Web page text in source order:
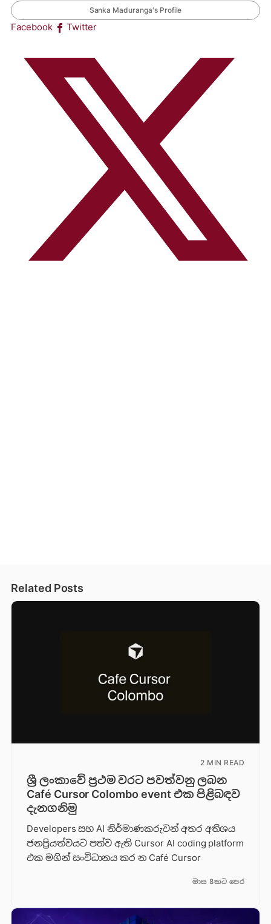
Sanka Maduranga's Profile
Facebook Twitter
Related Posts
2 MIN READ
ශ්‍රී ලංකාවේ ප්‍රථම වරට පවත්වනු ලබන
Café Cursor Colombo event එක පිළිබඳව
දැනගනිමු
Developers සහ AI නිර්මාණකරුවන් අතර අතිශය
ජනප්‍රියත්වයට පත්ව ඇති Cursor AI coding platform
එක මගින් සංවිධානය කර න Café Cursor
මාස 8කට පෙර